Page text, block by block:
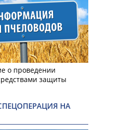
о проведении
защиты
НА